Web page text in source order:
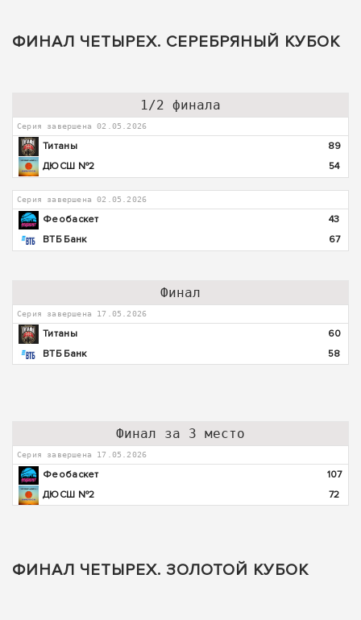
ФИНАЛ ЧЕТЫРЕХ. СЕРЕБРЯНЫЙ КУБОК
1/2 финала
Серия завершена 02.05.2026
Титаны
89
ДЮСШ №2
54
Серия завершена 02.05.2026
Феобаскет
43
ВТБ Банк
67
Финал
Серия завершена 17.05.2026
Титаны
60
ВТБ Банк
58
Финал за 3 место
Серия завершена 17.05.2026
Феобаскет
107
ДЮСШ №2
72
ФИНАЛ ЧЕТЫРЕХ. ЗОЛОТОЙ КУБОК